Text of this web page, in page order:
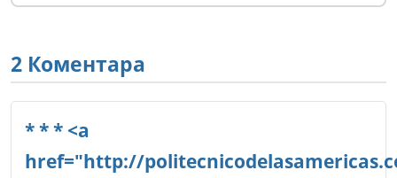
2 Коментара
* * * <a
href="http://